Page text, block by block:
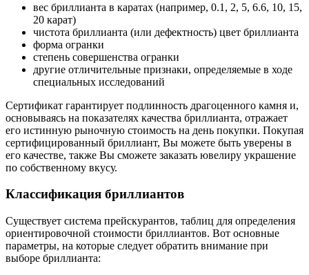
вес бриллианта в каратах (например, 0.1, 2, 5, 6.6, 10, 15,
20 карат)
чистота бриллианта (или дефектность) цвет бриллианта
форма огранки
степень совершенства огранки
другие отличительные признаки, определяемые в ходе
специальных исследований
Сертификат гарантирует подлинность драгоценного камня и,
основываясь на показателях качества бриллианта, отражает
его истинную рыночную стоимость на день покупки. Покупая
сертифицированный бриллиант, Вы можете быть уверены в
его качестве, также Вы сможете заказать ювелиру украшение
по собственному вкусу.
Классификация бриллиантов
Существует система прейскурантов, таблиц для определения
ориентировочной стоимости бриллиантов. Вот основные
параметры, на которые следует обратить внимание при
выборе бриллианта: